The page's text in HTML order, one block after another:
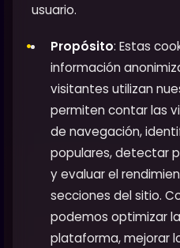
usuario.
Propósito: Estas
información
visitantes utilizan
permiten contar las
de navegación,
populares, detectar
y evaluar el
secciones del sitio.
podemos optimizar
plataforma, mejorar